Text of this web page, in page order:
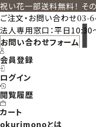
祝い花一部送料無料！ そ
ご注文・お問い合わせ03-
法人専用窓口：平日
お問い合わせフォーム
会員登録
ログイン
閲覧履歴
カート
okurimonoとは